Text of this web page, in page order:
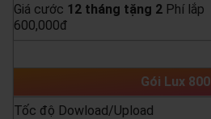
Giá cước 12 tháng tặng 2 Phí lắp
600,000đ
Gói Lux 800
Tốc độ Dowload/Upload